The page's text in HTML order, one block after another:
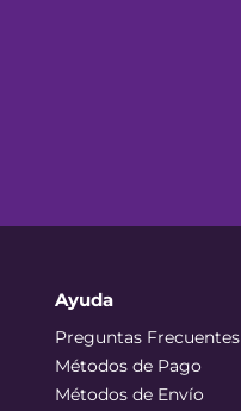
Ayuda
Preguntas Frecuentes
Métodos de Pago
Métodos de Envío